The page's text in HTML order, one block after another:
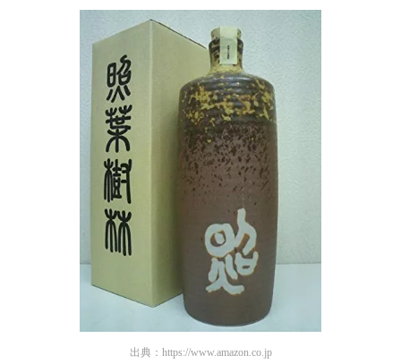
出典： https://www.amazon.co.jp